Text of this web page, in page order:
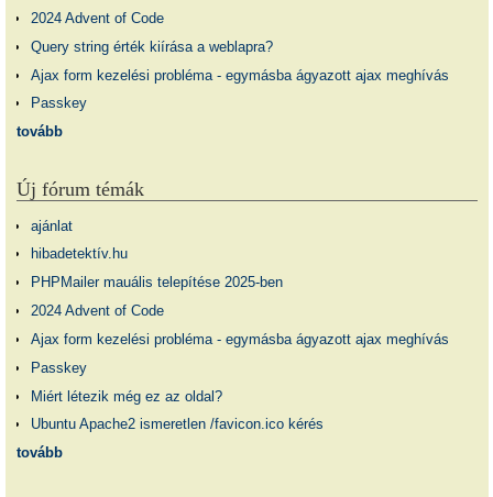
2024 Advent of Code
Query string érték kiírása a weblapra?
Ajax form kezelési probléma - egymásba ágyazott ajax meghívás
Passkey
tovább
Új fórum témák
ajánlat
hibadetektív.hu
PHPMailer mauális telepítése 2025-ben
2024 Advent of Code
Ajax form kezelési probléma - egymásba ágyazott ajax meghívás
Passkey
Miért létezik még ez az oldal?
Ubuntu Apache2 ismeretlen /favicon.ico kérés
tovább